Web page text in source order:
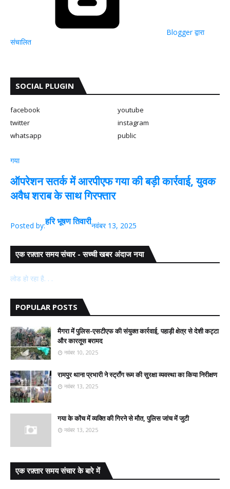
Blogger द्वारा
संचालित
SOCIAL PLUGIN
facebook
youtube
twitter
instagram
whatsapp
public
गया
ऑपरेशन सतर्क में आरपीएफ गया की बड़ी कार्रवाई, युवक
अवैध शराब के साथ गिरफ्तार
Posted by:हरि भूषण तिवारीनवंबर 13, 2025
एक रफ़्तार समय संचार - सच्ची खबर अंदाज नया
लोड हो रहा है. . .
POPULAR POSTS
मैगरा में पुलिस-एसटीएफ की संयुक्त कार्रवाई, पहाड़ी क्षेत्र से देशी कट्टा
और कारतूस बरामद
नवंबर 10, 2025
रामपुर थाना प्रभारी ने स्ट्रॉंग रूम की सुरक्षा व्यवस्था का किया निरीक्षण
नवंबर 13, 2025
गया के कोंच में व्यक्ति की गिरने से मौत, पुलिस जांच में जुटी
नवंबर 13, 2025
एक रफ़्तार समय संचार के बारे में